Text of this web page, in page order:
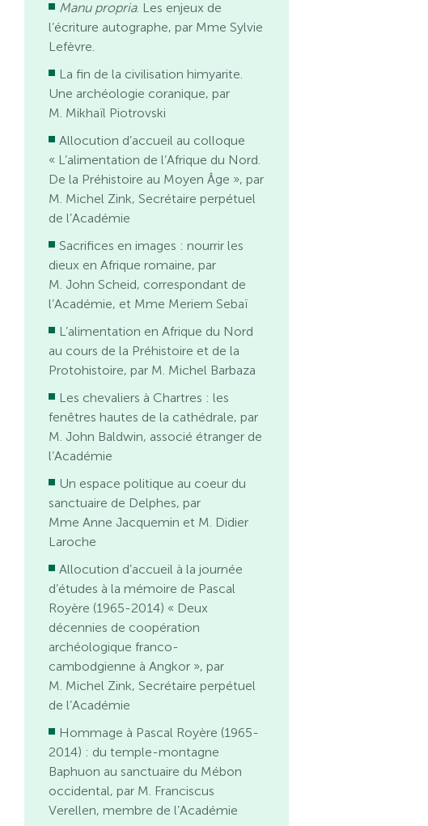
Manu propria. Les enjeux de
l’écriture autographe, par Mme Sylvie
Lefèvre.
La fin de la civilisation himyarite.
Une archéologie coranique, par
M. Mikhaïl Piotrovski
Allocution d’accueil au colloque
« L’alimentation de l’Afrique du Nord.
De la Préhistoire au Moyen Âge », par
M. Michel Zink, Secrétaire perpétuel
de l’Académie
Sacrifices en images : nourrir les
dieux en Afrique romaine, par
M. John Scheid, correspondant de
l’Académie, et Mme Meriem Sebaï
L’alimentation en Afrique du Nord
au cours de la Préhistoire et de la
Protohistoire, par M. Michel Barbaza
Les chevaliers à Chartres : les
fenêtres hautes de la cathédrale, par
M. John Baldwin, associé étranger de
l’Académie
Un espace politique au coeur du
sanctuaire de Delphes, par
Mme Anne Jacquemin et M. Didier
Laroche
Allocution d’accueil à la journée
d’études à la mémoire de Pascal
Royère (1965-2014) « Deux
décennies de coopération
archéologique franco-
cambodgienne à Angkor », par
M. Michel Zink, Secrétaire perpétuel
de l’Académie
Hommage à Pascal Royère (1965-
2014) : du temple-montagne
Baphuon au sanctuaire du Mébon
occidental, par M. Franciscus
Verellen, membre de l’Académie